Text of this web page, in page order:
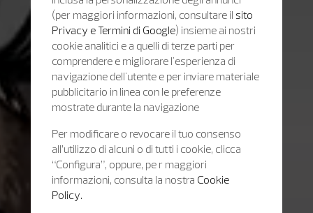
(per maggiori informazioni, consultare il sito
Privacy e Termini di Google) insieme ai nostri
cookie analitici e a quelli di terze parti per
comprendere e migliorare l'esperienza di
navigazione dell'utente e per inviare materiale
pubblicitario in linea con le preferenze
mostrate durante la navigazione
Per modificare o revocare il tuo consenso
all’utilizzo di alcuni o di tutti i cookie, clicca
“Configura”, oppure, pe r maggiori
informazioni, consulta la nostra Cookie
Policy.